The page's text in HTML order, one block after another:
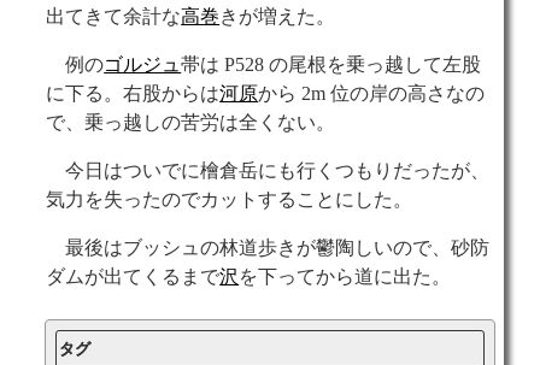
出てきて余計な高巻きが増えた。
例のゴルジュ帯は P528 の尾根を乗っ越して左股
に下る。右股からは河原から 2m 位の岸の高さなの
で、乗っ越しの苦労は全くない。
今日はついでに檜倉岳にも行くつもりだったが、
気力を失ったのでカットすることにした。
最後はブッシュの林道歩きが鬱陶しいので、砂防
ダムが出てくるまで沢 を下ってから道に出た。
タグ